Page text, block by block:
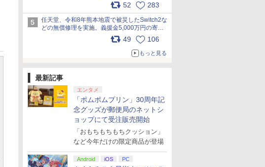
52 283
任天堂、令和8年熊本地震で被災したSwitch2な
どの無償修理を実施。義援金5,000万円の寄付
も発表 pic.x.com/BAYsMfUfUC
49 106
もっと見る
最新記事
エンタメ
「ポムポムプリン」30周年記
念グッズが郵便局のネットシ
ョップにて受注販売開始
「おもちもちもちクッション」
など今年だけの限定商品が登場
Android iOS PC